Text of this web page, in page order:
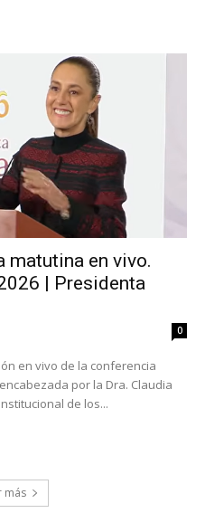
matutina en vivo.
| Presidenta
0
en vivo de la conferencia
por la Dra. Claudia
de los...
más